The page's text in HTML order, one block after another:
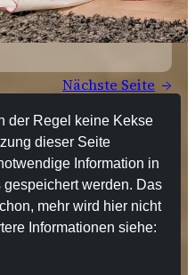
der Regel keine Kekse
dieser Seite
Information in
gespeichert werden. Das
mehr wird hier nicht
Informationen siehe:
Nächste Seite →